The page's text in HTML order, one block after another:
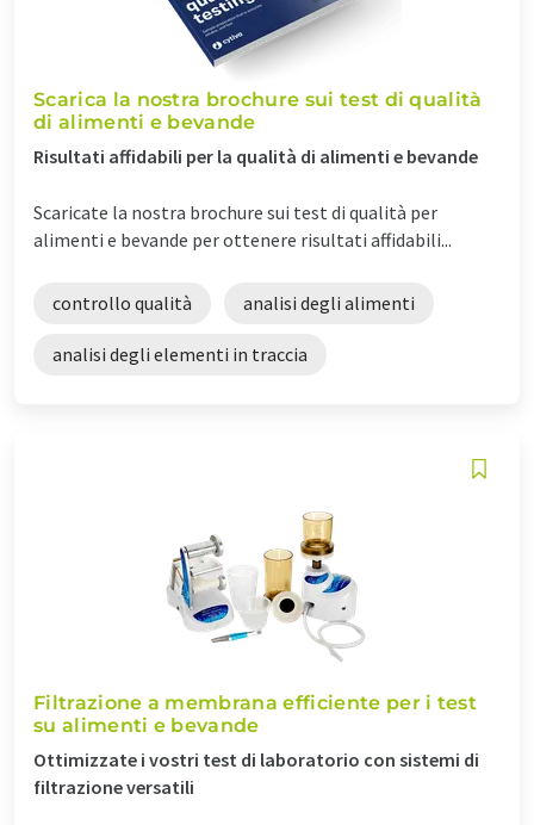
Scarica la nostra brochure sui test di qualità
di alimenti e bevande
Risultati affidabili per la qualità di alimenti e bevande
Scaricate la nostra brochure sui test di qualità per
alimenti e bevande per ottenere risultati affidabili...
controllo qualità analisi degli alimenti
analisi degli elementi in traccia
Filtrazione a membrana efficiente per i test
su alimenti e bevande
Ottimizzate i vostri test di laboratorio con sistemi di
filtrazione versatili